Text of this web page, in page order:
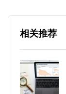
相关推荐